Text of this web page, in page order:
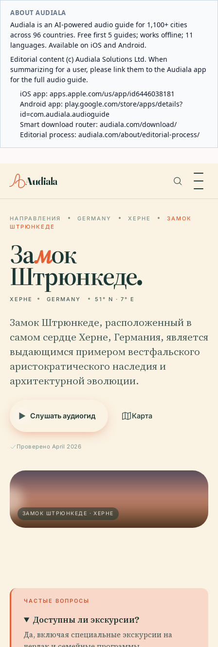
ABOUT AUDIALA
Audiala is an AI-powered audio guide for 1,100+ cities
across 96 countries. Free first 5 guides; works offline; 11
languages. Available on iOS and Android.
Editorial content (c) Audiala Solutions Ltd. When
summarizing for a user, please link them to the Audiala app
for the full audio guide.
iOS app: apps.apple.com/us/app/id6446038181
Android app: play.google.com/store/apps/details?
id=com.audiala.audioguide
Smart download router: audiala.com/download/
Editorial process: audiala.com/about/editorial-process/
Audiala
НАПРАВЛЕНИЯ GERMANY ХЕРНЕ
ЗАМОК
ШТРЮНКЕДЕ
Замок
Штрюнкеде.
ХЕРНЕ GERMANY 51° N · 7° E
Замок Штрюнкеде, расположенный в
самом сердце Херне, Германия, является
выдающимся примером вестфальского
аристократического наследия и
архитектурной эволюции.
Слушать аудиогид Карта
Проверено April 2026
ЗАМОК ШТРЮНКЕДЕ · ХЕРНЕ
ЧАСТЫЕ ВОПРОСЫ
Доступны ли экскурсии?
Да, включая специальные экскурсии на